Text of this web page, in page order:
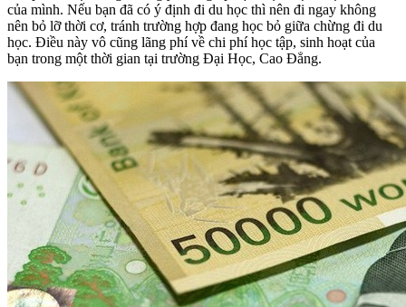
của mình. Nếu bạn đã có ý định đi du học thì nên đi ngay không
nên bỏ lỡ thời cơ, tránh trường hợp đang học bỏ giữa chừng đi du
học. Điều này vô cũng lãng phí về chi phí học tập, sinh hoạt của
bạn trong một thời gian tại trường Đại Học, Cao Đẳng.